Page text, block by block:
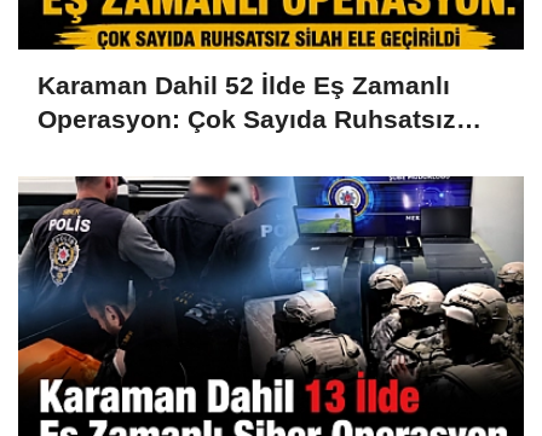
Karaman Dahil 52 İlde Eş Zamanlı
Operasyon: Çok Sayıda Ruhsatsız